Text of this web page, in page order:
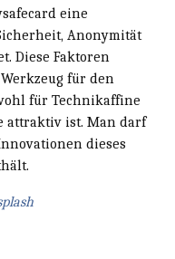
eine
Anonymität
Diese Faktoren
für den
für Technikaffine
attraktiv ist. Man darf
dieses